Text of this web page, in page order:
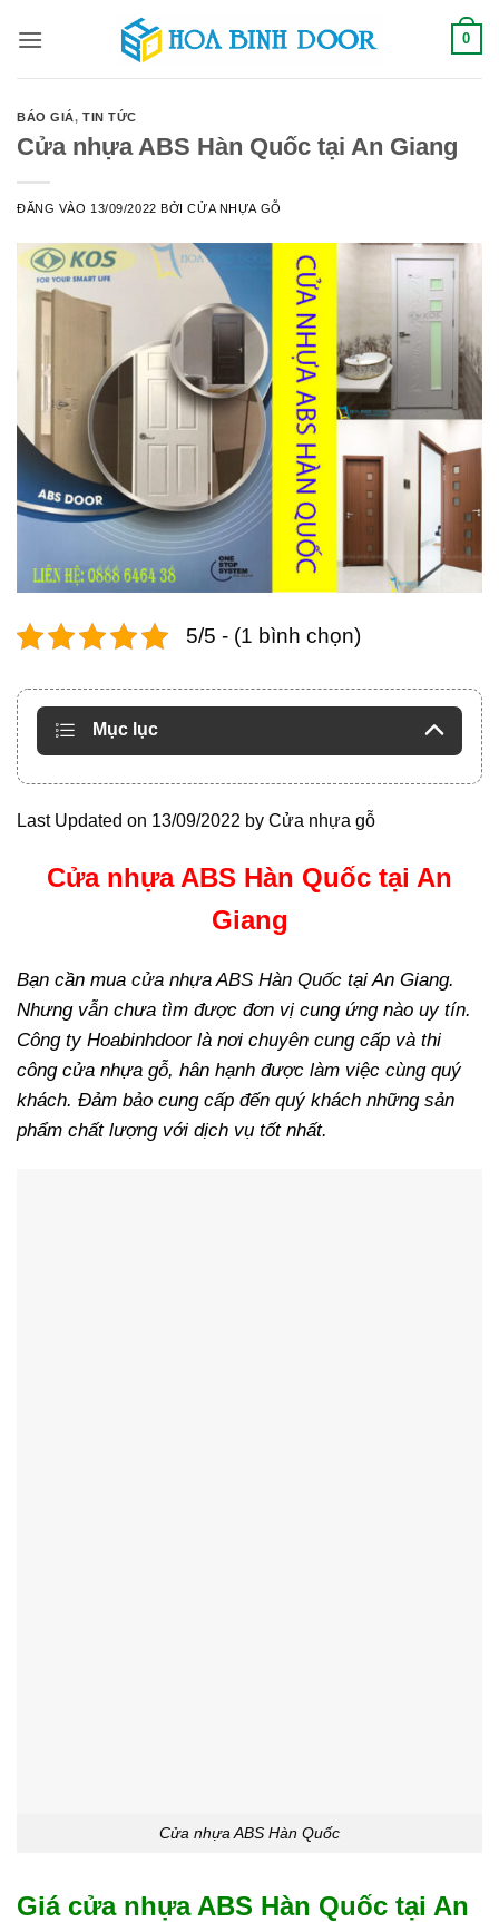
qua
0
BÁO GIÁ,TIN TỨC
Cửa nhựa ABS Hàn Quốc tại An Giang
ĐĂNG VÀO 13/09/2022 BỞICỬA NHỰA GỖ
5/5 - (1 bình chọn)
Mục lục
Last Updated on 13/09/2022 by Cửa nhựa gỗ
Cửa nhựa ABS Hàn Quốc tại An
Giang
Bạn cần mua cửa nhựa ABS Hàn Quốc tại An Giang.
Nhưng vẫn chưa tìm được đơn vị cung ứng nào uy tín.
Công ty Hoabinhdoor là nơi chuyên cung cấp và thi
công cửa nhựa gỗ, hân hạnh được làm việc cùng quý
khách. Đảm bảo cung cấp đến quý khách những sản
phẩm chất lượng với dịch vụ tốt nhất.
Cửa nhựa ABS Hàn Quốc
Giá cửa nhựa ABS Hàn Quốc tại An